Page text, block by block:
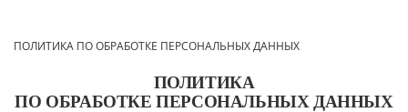
ПОЛИТИКА ПО ОБРАБОТКЕ ПЕРСОНАЛЬНЫХ ДАННЫХ
ПОЛИТИКА
ПО ОБРАБОТКЕ ПЕРСОНАЛЬНЫХ ДАННЫХ